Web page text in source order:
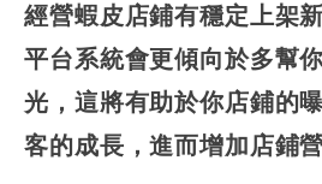
經營蝦皮店鋪有穩定上架
平台系統會更傾向於多幫
光，這將有助於你店鋪的
客的成長，進而增加店鋪營